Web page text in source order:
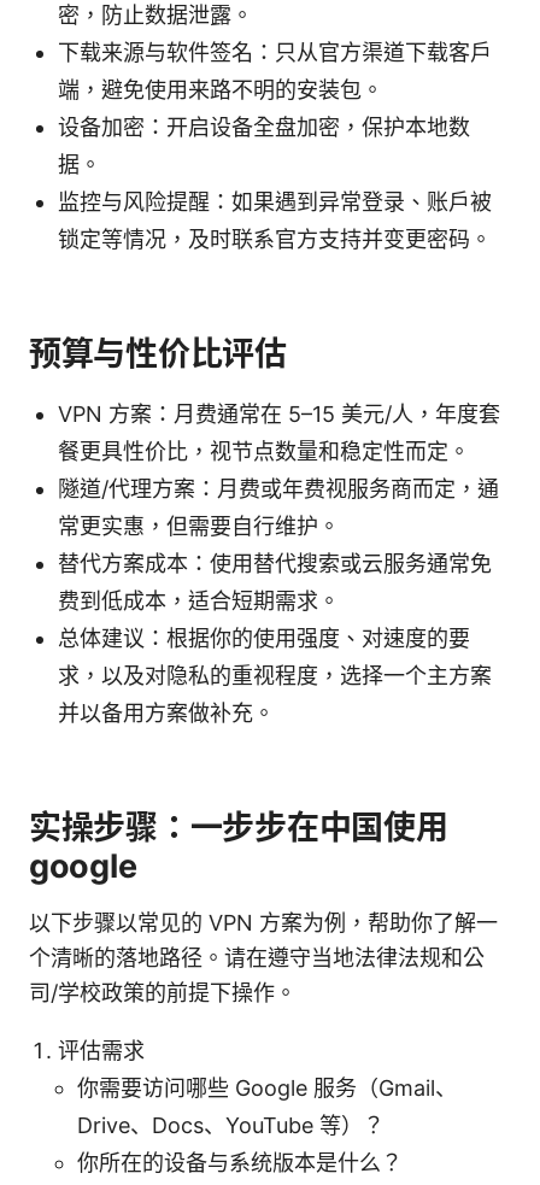
密，防止数据泄露。
下载来源与软件签名：只从官方渠道下载客户
端，避免使用来路不明的安装包。
设备加密：开启设备全盘加密，保护本地数
据。
监控与风险提醒：如果遇到异常登录、账户被
锁定等情况，及时联系官方支持并变更密码。
预算与性价比评估
VPN 方案：月费通常在 5–15 美元/人，年度套
餐更具性价比，视节点数量和稳定性而定。
隧道/代理方案：月费或年费视服务商而定，通
常更实惠，但需要自行维护。
替代方案成本：使用替代搜索或云服务通常免
费到低成本，适合短期需求。
总体建议：根据你的使用强度、对速度的要
求，以及对隐私的重视程度，选择一个主方案
并以备用方案做补充。
实操步骤：一步步在中国使用
google
以下步骤以常见的 VPN 方案为例，帮助你了解一
个清晰的落地路径。请在遵守当地法律法规和公
司/学校政策的前提下操作。
评估需求
你需要访问哪些 Google 服务（Gmail、
Drive、Docs、YouTube 等）？
你所在的设备与系统版本是什么？